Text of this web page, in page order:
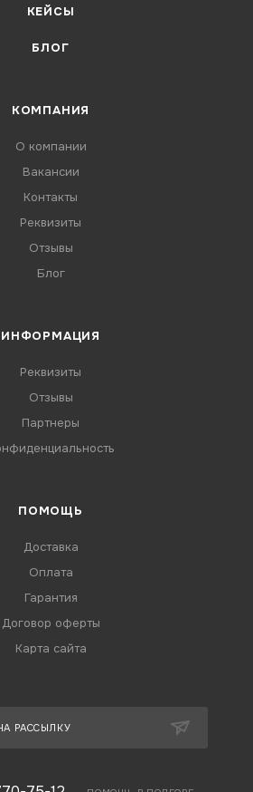
КЕЙСЫ
БЛОГ
КОМПАНИЯ
О компании
Вакансии
Контакты
Реквизиты
Отзывы
Блог
ИНФОРМАЦИЯ
Реквизиты
Отзывы
Партнеры
ПОМОЩЬ
Доставка
Оплата
Гарантия
Договор оферты
Карта сайта
РАССЫЛКУ